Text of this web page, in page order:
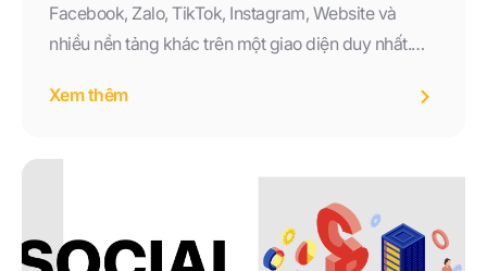
Facebook, Zalo, TikTok, Instagram, Website và
nhiều nền tảng khác trên một giao diện duy nhất.
kênh hiệu quả để nâng cao trải nghiệm khách hàng
Xem thêm